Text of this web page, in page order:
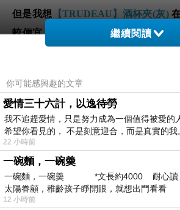
但是我想 【TRUDEAU】酒杯夾(灰)
較便宜，
【TRUDEAU】酒杯夾(灰)
繼續閱讀
你可能感興趣的文章
愛情三十六計，以逸待勞
我不追趕愛情，只是努力成為一個值得被愛的
希望你看見的， 不是刻意迎合，而是真實的我
22 小時前
一碗麵，一碗羮
一碗麵，一碗羮 *文長約4000 耐
太陽眷顧，稚齡孩子睜開眼，就想出門看看
12 小時前